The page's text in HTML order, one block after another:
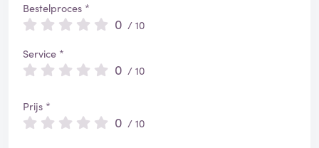
Bestelproces *
0 / 10
Service *
0 / 10
Prijs *
0 / 10